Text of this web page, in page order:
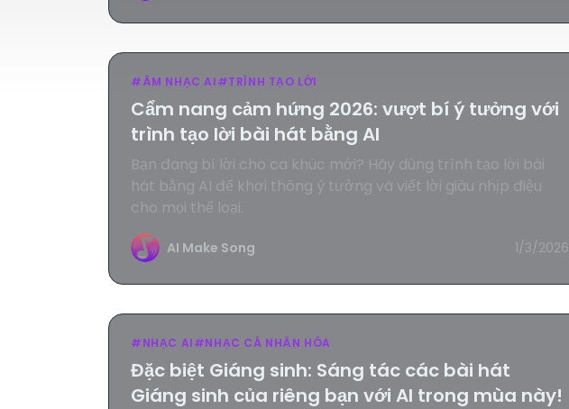
#ÂM NHẠC AI#TRÌNH TẠO LỜI
Cẩm nang cảm hứng 2026: vượt bí ý tưởng với
trình tạo lời bài hát bằng AI
Bạn đang bí lời cho ca khúc mới? Hãy dùng trình tạo lời bài
hát bằng AI để khơi thông ý tưởng và viết lời giàu nhịp điệu
cho mọi thể loại.
AI Make Song 1/3/2026
#NHẠC AI#NHẠC CÁ NHÂN HÓA
Đặc biệt Giáng sinh: Sáng tác các bài hát
Giáng sinh của riêng bạn với AI trong mùa này!